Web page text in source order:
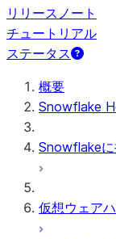
リリースノート
チュートリアル
ステータス
概要
Snowflake
Snowflakeに
仮想ウェア